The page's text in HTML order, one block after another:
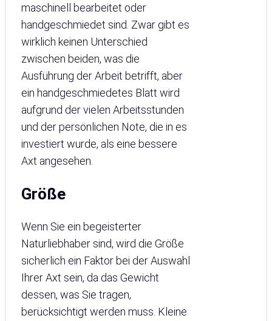
maschinell bearbeitet oder
handgeschmiedet sind. Zwar gibt es
wirklich keinen Unterschied
zwischen beiden, was die
Ausführung der Arbeit betrifft, aber
ein handgeschmiedetes Blatt wird
aufgrund der vielen Arbeitsstunden
und der persönlichen Note, die in es
investiert wurde, als eine bessere
Axt angesehen.
Größe
Wenn Sie ein begeisterter
Naturliebhaber sind, wird die Größe
sicherlich ein Faktor bei der Auswahl
Ihrer Axt sein, da das Gewicht
dessen, was Sie tragen,
berücksichtigt werden muss. Kleine